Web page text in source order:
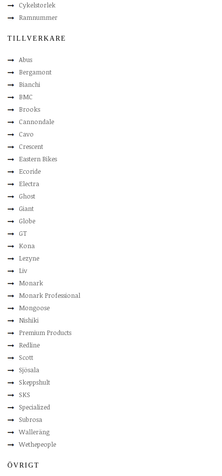
Cykelstorlek
Ramnummer
TILLVERKARE
Abus
Bergamont
Bianchi
BMC
Brooks
Cannondale
Cavo
Crescent
Eastern Bikes
Ecoride
Electra
Ghost
Giant
Globe
GT
Kona
Lezyne
Liv
Monark
Monark Professional
Mongoose
Nishiki
Premium Products
Redline
Scott
Sjösala
Skeppshult
SKS
Specialized
Subrosa
Walleräng
Wethepeople
ÖVRIGT